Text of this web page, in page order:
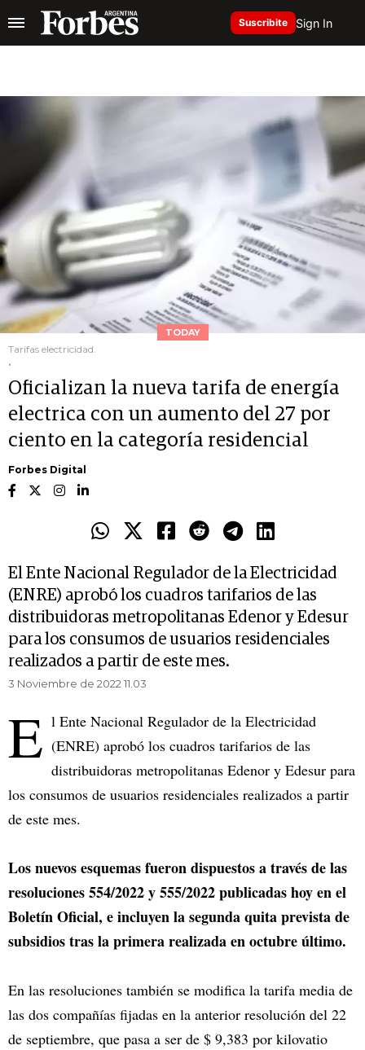
Suscribite Sign In
TODAY
Tarifas electricidad.
.
Oficializan la nueva tarifa de energía
electrica con un aumento del 27 por
ciento en la categoría residencial
Forbes Digital
El Ente Nacional Regulador de la Electricidad
(ENRE) aprobó los cuadros tarifarios de las
distribuidoras metropolitanas Edenor y Edesur
para los consumos de usuarios residenciales
realizados a partir de este mes.
3 Noviembre de 2022 11.03
E l Ente Nacional Regulador de la Electricidad
(ENRE) aprobó los cuadros tarifarios de las
distribuidoras metropolitanas Edenor y Edesur para
los consumos de usuarios residenciales realizados a partir
de este mes.
Los nuevos esquemas fueron dispuestos a través de las
resoluciones 554/2022 y 555/2022 publicadas hoy en el
Boletín Oficial, e incluyen la segunda quita prevista de
subsidios tras la primera realizada en octubre último.
En las resoluciones también se modifica la tarifa media de
las dos compañías fijadas en la anterior resolución del 22
de septiembre, que pasa a ser de $ 9,383 por kilovatio